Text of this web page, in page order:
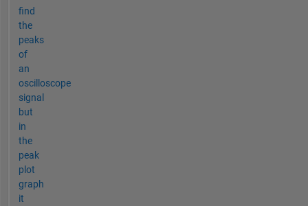
find
the
peaks
of
an
oscilloscope
signal
but
in
the
peak
plot
graph
it